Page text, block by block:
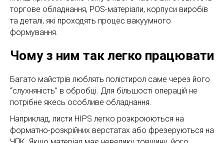
торгове обладнання, POS-матеріали, корпуси виробів
та деталі, які проходять процес вакуумного
формування.
Чому з ним так легко працювати
Багато майстрів люблять полістирол саме через його
“слухняність” в обробці. Для більшості операцій не
потрібне якесь особливе обладнання.
Наприклад, листи HIPS легко розкроюються на
форматно-розкрійних верстатах або фрезеруються на